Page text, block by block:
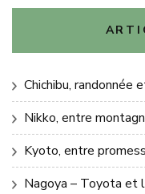
Chichibu, randonnée
Nikko, entre
Kyoto, entre
Nagoya – Toyota et